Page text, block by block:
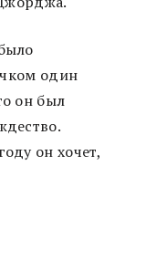
один
он был
он хочет,